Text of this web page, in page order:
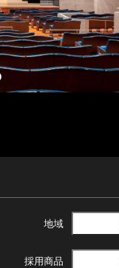
地域
採用商品